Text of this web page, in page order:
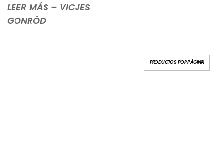
LEER MÁS – VICJES
GONRÓD